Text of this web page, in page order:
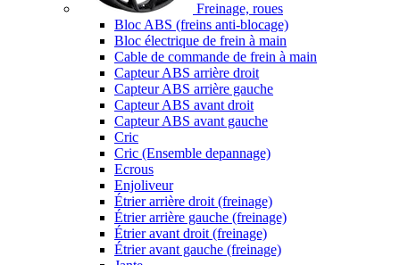
Freinage, roues
Bloc ABS (freins anti-blocage)
Bloc électrique de frein à main
Cable de commande de frein à main
Capteur ABS arrière droit
Capteur ABS arrière gauche
Capteur ABS avant droit
Capteur ABS avant gauche
Cric
Cric (Ensemble depannage)
Ecrous
Enjoliveur
Étrier arrière droit (freinage)
Étrier arrière gauche (freinage)
Étrier avant droit (freinage)
Étrier avant gauche (freinage)